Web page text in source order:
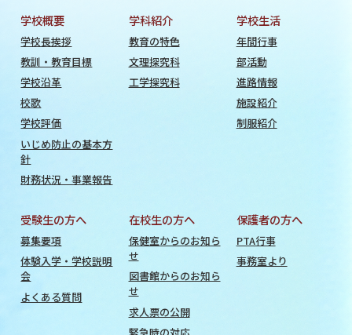
学校概要
学校長挨拶
教訓・教育目標
学校沿革
校歌
学校評価
いじめ防止の基本方
針
財務状況・事業報告
学科紹介
教育の特色
文理探究科
工学探究科
学校生活
年間行事
部活動
進路情報
施設紹介
制服紹介
受験生の方へ
募集要項
体験入学・学校説明
会
よくある質問
在校生の方へ
保健室からのお知ら
せ
図書館からのお知ら
せ
求人票の公開
保護者の方へ
PTA行事
事務室より